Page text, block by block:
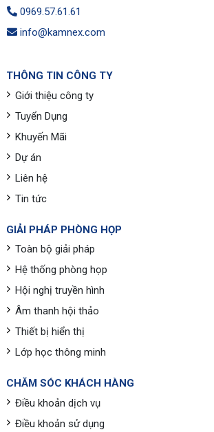
0969.57.61.61
info@kamnex.com
THÔNG TIN CÔNG TY
Giới thiệu công ty
Tuyển Dụng
Khuyến Mãi
Dự án
Liên hệ
Tin tức
GIẢI PHÁP PHÒNG HỌP
Toàn bộ giải pháp
Hệ thống phòng họp
Hội nghị truyền hình
Âm thanh hội thảo
Thiết bị hiển thị
Lớp học thông minh
CHĂM SÓC KHÁCH HÀNG
Điều khoản dịch vụ
Điều khoản sử dụng